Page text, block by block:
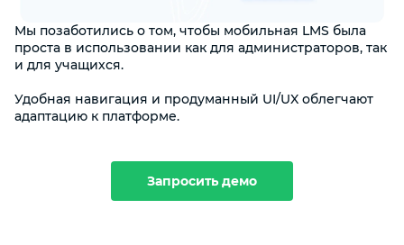
Мы позаботились о том, чтобы мобильная LMS была
проста в использовании как для администраторов, так
и для учащихся.
Удобная навигация и продуманный UI/UX облегчают
адаптацию к платформе.
Запросить демо